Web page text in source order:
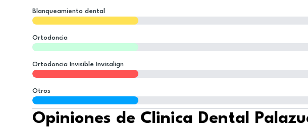
Blanqueamiento dental
Ortodoncia
Ortodoncia Invisible Invisalign
Otros
Opiniones de Clinica Dental